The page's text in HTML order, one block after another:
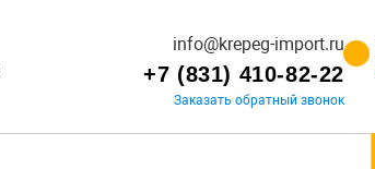
info@krepeg-import.ru
+7 (831) 410-82-22
Заказать обратный звонок